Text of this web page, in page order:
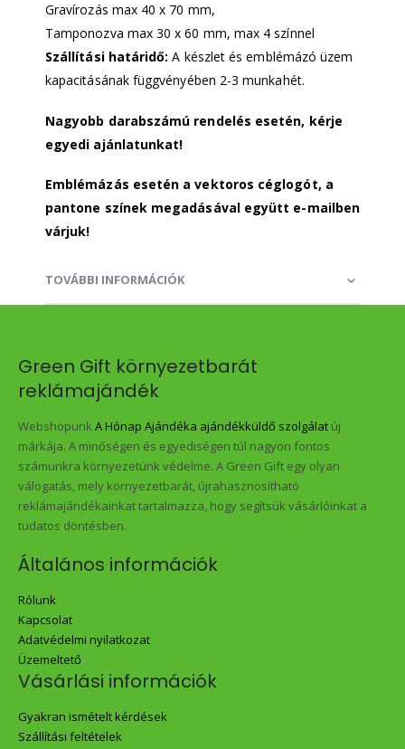
Gravírozás max 40 x 70 mm,
Tamponozva max 30 x 60 mm, max 4 színnel
Szállítási határidő:A készlet és emblémázó üzem
kapacitásának függvényében 2-3 munkahét.
Nagyobb darabszámú rendelés esetén, kérje
egyedi ajánlatunkat!
Emblémázás esetén a vektoros céglogót, a
pantone színek megadásával együtt e-mailben
várjuk!
TOVÁBBI INFORMÁCIÓK
Green Gift környezetbarát
reklámajándék
Webshopunk A Hónap Ajándéka ajándékküldő szolgálat új
márkája. A minőségen és egyediségen túl nagyon fontos
számunkra környezetünk védelme. A Green Gift egy olyan
válogatás, mely környezetbarát, újrahasznosítható
reklámajándékainkat tartalmazza, hogy segítsük vásárlóinkat a
tudatos döntésben.
Általános információk
Rólunk
Kapcsolat
Adatvédelmi nyilatkozat
Üzemeltető
Vásárlási információk
Gyakran ismételt kérdések
Szállítási feltételek